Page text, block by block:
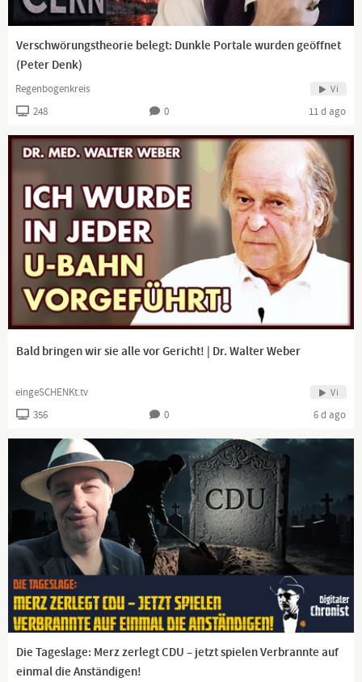
Verschwörungstheorie belegt: Dunkle Portale wurden geöffnet
(Peter Denk)
Regenbogenkreis Vi
248 0 11 d ago
Bald bringen wir sie alle vor Gericht! | Dr. Walter Weber
eingeSCHENKt.tv Vi
356 0 6 d ago
Die Tageslage: Merz zerlegt CDU – jetzt spielen Verbrannte auf
einmal die Anständigen!